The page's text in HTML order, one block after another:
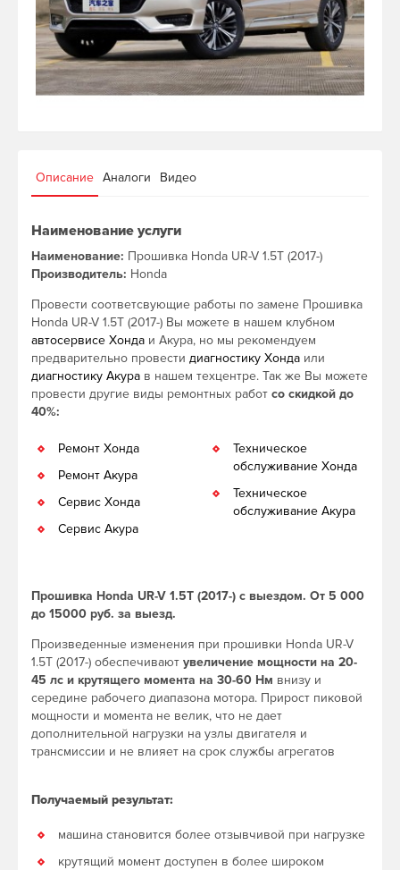
Описание Аналоги Видео
Наименование услуги
Наименование: Прошивка Honda UR-V 1.5T (2017-)
Производитель: Honda
Провести соответсвующие работы по замене Прошивка
Honda UR-V 1.5T (2017-) Вы можете в нашем клубном
автосервисе Хонда и Акура, но мы рекомендуем
предварительно провести диагностику Хонда или
диагностику Акура в нашем техцентре. Так же Вы можете
провести другие виды ремонтных работ со скидкой до
40%:
Ремонт Хонда
Ремонт Акура
Сервис Хонда
Сервис Акура
Техническое
обслуживание Хонда
Техническое
обслуживание Акура
Прошивка Honda UR-V 1.5T (2017-) с выездом. От 5 000
до 15000 руб. за выезд.
Произведенные изменения при прошивки Honda UR-V
1.5T (2017-) обеспечивают увеличение мощности на 20-
45 лс и крутящего момента на 30-60 Нм внизу и
середине рабочего диапазона мотора. Прирост пиковой
мощности и момента не велик, что не дает
дополнительной нагрузки на узлы двигателя и
трансмиссии и не влияет на срок службы агрегатов
Получаемый результат:
машина становится более отзывчивой при нагрузке
крутящий момент доступен в более широком